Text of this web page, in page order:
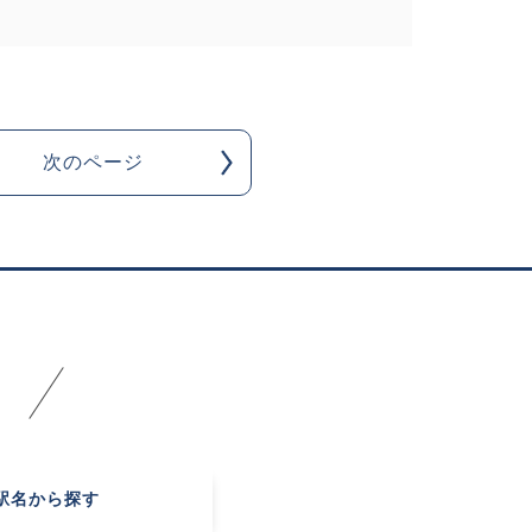
次のページ
名から探す